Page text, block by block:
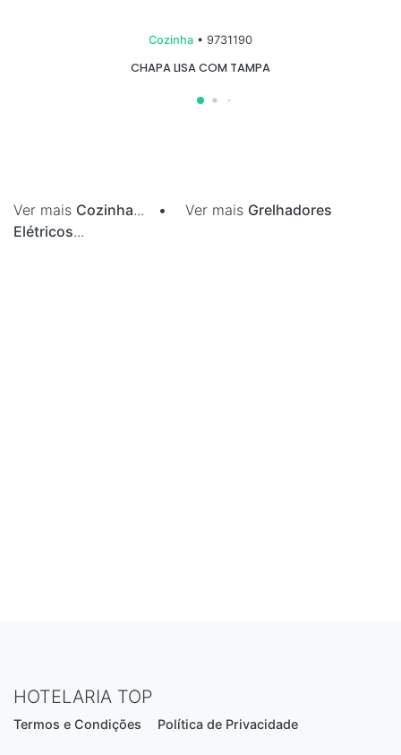
Cozinha • 9731190
CHAPA LISA COM TAMPA
Ver mais Cozinha... • Ver mais Grelhadores
Elétricos...
HOTELARIA TOP
Termos e Condições Política de Privacidade